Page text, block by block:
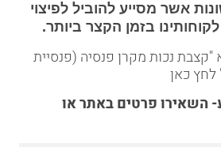
אשר מסייע להוביל לפיצוי
בזמן הקצר ביותר.
נכות מקרן פנסיה (פנסיית
לחץ כאן
השאירו פרטים באתראו